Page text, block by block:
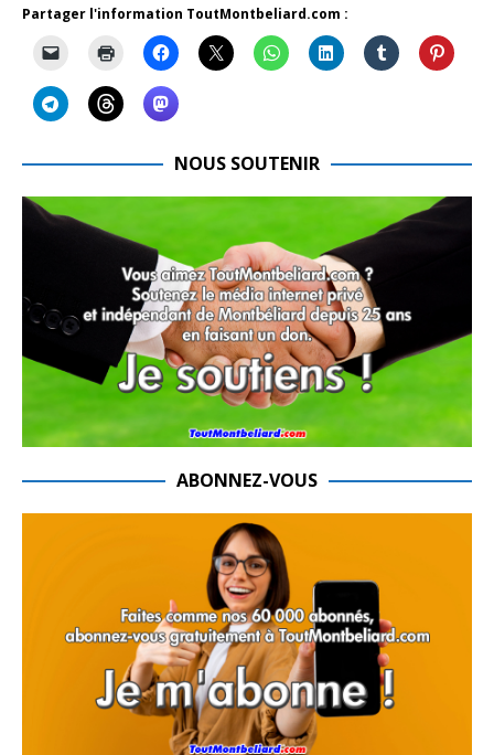
Partager l'information ToutMontbeliard.com :
NOUS SOUTENIR
ABONNEZ-VOUS